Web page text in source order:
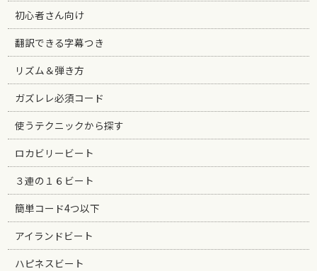
初心者さん向け
翻訳できる字幕つき
リズム＆弾き方
ガズレレ必須コード
使うテクニックから探す
ロカビリービート
３連の１６ビート
簡単コード4つ以下
アイランドビート
ハピネスビート